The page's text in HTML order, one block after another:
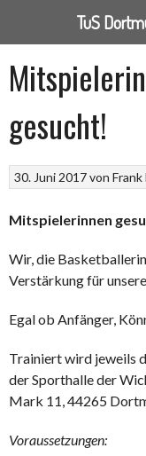
zum
Inhalt
gesucht!
30. Juni 2017vonFrank
Mitspielerinnen
Wir, die
Verstärkung für
Egal ob Anfänger,
Trainiert wird jeweils
der Sporthalle der
Mark 11, 44265
Voraussetzungen:
TuS